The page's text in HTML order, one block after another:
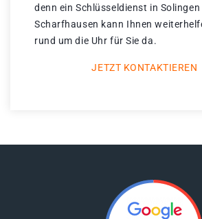
denn ein Schlüsseldienst in Solingen
Scharfhausen kann Ihnen
rund um die Uhr für Sie da.
JETZT KONTAKTIEREN